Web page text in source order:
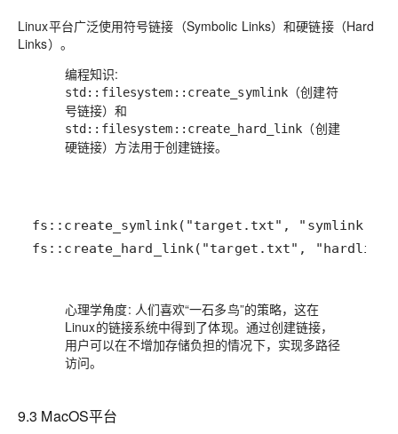
Linux平台广泛使用符号链接（Symbolic Links）和硬链接（Hard
Links）。
编程知识:
std::filesystem::create_symlink （创建符
号链接）和
std::filesystem::create_hard_link （创建
硬链接）方法用于创建链接。
fs::create_hard_link("target.txt",
心理学角度: 人们喜欢“一石多鸟”的策略，这在
Linux的链接系统中得到了体现。通过创建链接，
用户可以在不增加存储负担的情况下，实现多路径
访问。
9.3 MacOS平台